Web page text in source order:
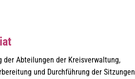
Abteilungen der Kreisverwaltung,
und Durchführung der Sitzungen